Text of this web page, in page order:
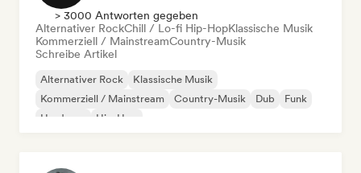
> 3000 Antworten gegeben
Alternativer RockChill / Lo-fi Hip-HopKlassische Musik
Kommerziell / MainstreamCountry-Musik
Schreibe Artikel
Alternativer Rock
Klassische Musik
Kommerziell / Mainstream
Country-Musik Dub
Funk
Hardcore
Hip-Hop